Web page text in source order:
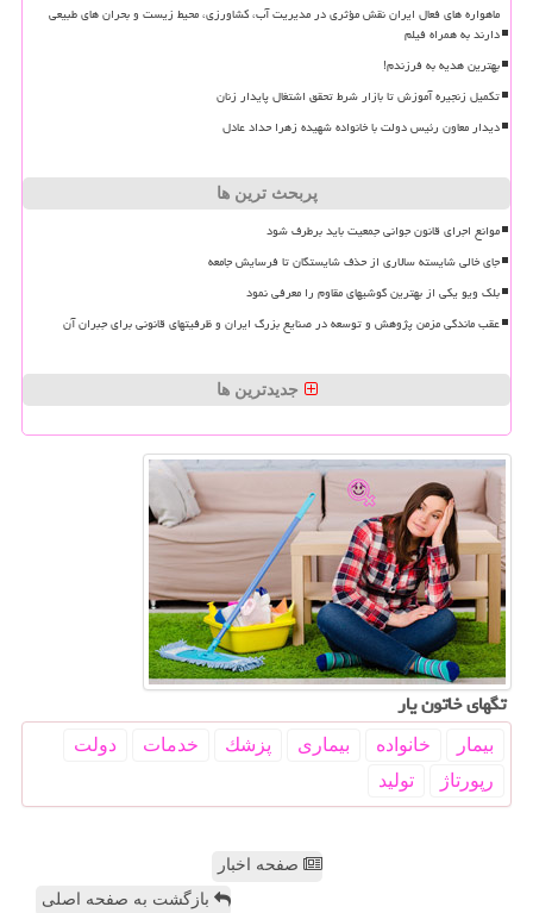
ماهواره های فعال ایران نقش مؤثری در مدیریت آب، کشاورزی، محیط زیست و بحران های طبیعی
دارند به همراه فیلم
بهترین هدیه به فرزندم!
تکمیل زنجیره آموزش تا بازار شرط تحقق اشتغال پایدار زنان
دیدار معاون رئیس دولت با خانواده شهیده زهرا حداد عادل
پربحث ترین ها
موانع اجرای قانون جوانی جمعیت باید برطرف شود
جای خالی شایسته سالاری از حذف شایستگان تا فرسایش جامعه
بلک ویو یکی از بهترین گوشیهای مقاوم را معرفی نمود
عقب ماندگی مزمن پژوهش و توسعه در صنایع بزرگ ایران و ظرفیتهای قانونی برای جبران آن
جدیدترین ها
تگهای خاتون یار
بیمار خانواده بیماری پزشك خدمات
دولت
رپورتاژ
تولید
صفحه اخبار
بازگشت به صفحه اصلی